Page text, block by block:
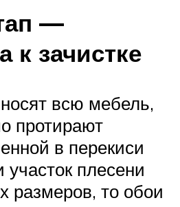
—
к зачистке
всю мебель,
протирают
в перекиси
плесени
размеров, то обои